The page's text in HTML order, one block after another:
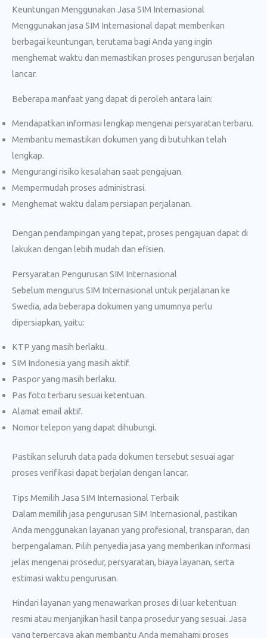
Keuntungan Menggunakan Jasa SIM Internasional
Menggunakan jasa SIM Internasional dapat memberikan
berbagai keuntungan, terutama bagi Anda yang ingin
menghemat waktu dan memastikan proses pengurusan berjalan
lancar.
Beberapa manfaat yang dapat di peroleh antara lain:
Mendapatkan informasi lengkap mengenai persyaratan terbaru.
Membantu memastikan dokumen yang di butuhkan telah
lengkap.
Mengurangi risiko kesalahan saat pengajuan.
Mempermudah proses administrasi.
Menghemat waktu dalam persiapan perjalanan.
Dengan pendampingan yang tepat, proses pengajuan dapat di
lakukan dengan lebih mudah dan efisien.
Persyaratan Pengurusan SIM Internasional
Sebelum mengurus SIM Internasional untuk perjalanan ke
Swedia, ada beberapa dokumen yang umumnya perlu
dipersiapkan, yaitu:
KTP yang masih berlaku.
SIM Indonesia yang masih aktif.
Paspor yang masih berlaku.
Pas foto terbaru sesuai ketentuan.
Alamat email aktif.
Nomor telepon yang dapat dihubungi.
Pastikan seluruh data pada dokumen tersebut sesuai agar
proses verifikasi dapat berjalan dengan lancar.
Tips Memilih Jasa SIM Internasional Terbaik
Dalam memilih jasa pengurusan SIM Internasional, pastikan
Anda menggunakan layanan yang profesional, transparan, dan
berpengalaman. Pilih penyedia jasa yang memberikan informasi
jelas mengenai prosedur, persyaratan, biaya layanan, serta
estimasi waktu pengurusan.
Hindari layanan yang menawarkan proses di luar ketentuan
resmi atau menjanjikan hasil tanpa prosedur yang sesuai. Jasa
yang terpercaya akan membantu Anda memahami proses